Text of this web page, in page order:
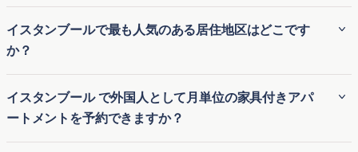
通常最低3 泊の滞在が必要です。そのため、イスタンブール
の長期家具付き賃貸にも、短期滞在用の一時的な住居にも最
適です。引っ越しや長期滞在の訪問など、さまざまな滞在期
間に対応する柔軟性があります。
イスタンブールで最も人気のある居住地区はどこです
か？
です:
Beyoğluは、その豊かな文化遺産、活気あるナイトライ
イスタンブール で外国人として月単位の家具付きアパ
ートメントを予約できますか？